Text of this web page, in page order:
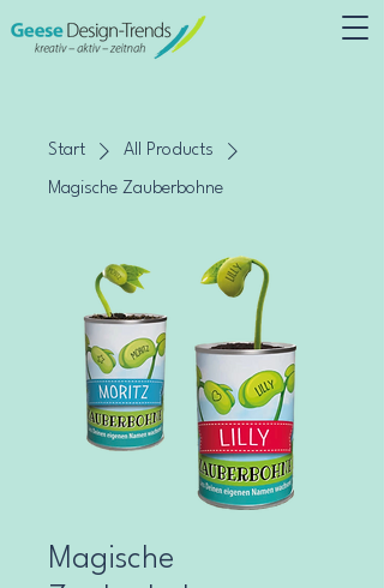
Start All Products
Magische Zauberbohne
Magische